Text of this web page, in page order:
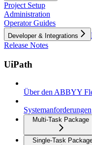
Project Setup
Administration
Operator Guides
Developer & Integrations
Release Notes
UiPath
Über den ABBYY
Systemanforderungen
Multi-Task Package
Single-Task